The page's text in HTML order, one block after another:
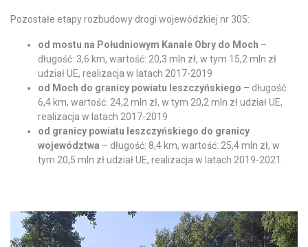
Pozostałe etapy rozbudowy drogi wojewódzkiej nr 305:
od mostu na Południowym Kanale Obry do Moch –
długość: 3,6 km, wartość: 20,3 mln zł, w tym 15,2 mln zł
udział UE, realizacja w latach 2017-2019
od Moch do granicy powiatu leszczyńskiego – długość:
6,4 km, wartość: 24,2 mln zł, w tym 20,2 mln zł udział UE,
realizacja w latach 2017-2019
od granicy powiatu leszczyńskiego do granicy
województwa – długość: 8,4 km, wartość: 25,4 mln zł, w
tym 20,5 mln zł udział UE, realizacja w latach 2019-2021.